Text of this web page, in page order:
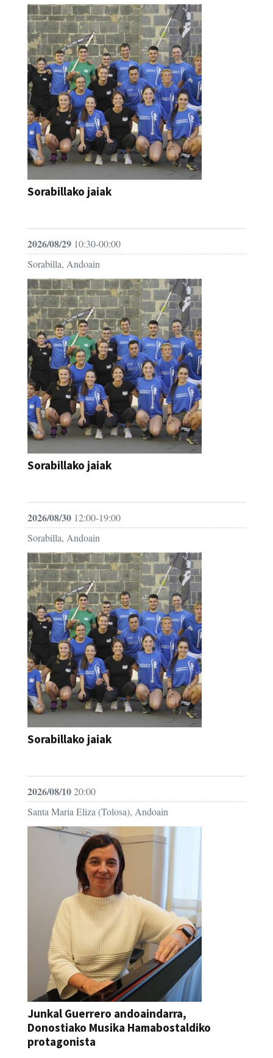
Sorabillako jaiak
2026/08/29 10:30-00:00
Sorabilla, Andoain
Sorabillako jaiak
2026/08/30 12:00-19:00
Sorabilla, Andoain
Sorabillako jaiak
2026/08/1020:00
Santa Maria Eliza (Tolosa), Andoain
Junkal Guerrero andoaindarra,
Donostiako Musika Hamabostaldiko
protagonista